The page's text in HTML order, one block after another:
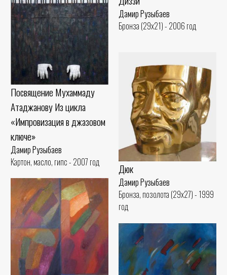
Дамир Рузыбаев
Бронза (29x21) - 2006 год
Посвящение Мухаммаду
Атаджанову Из цикла
«Импровизация в джазовом
ключе»
Дамир Рузыбаев
Картон, масло, гипс - 2007 год
Дюк
Дамир Рузыбаев
Бронза, позолота (29x27) - 1999
год